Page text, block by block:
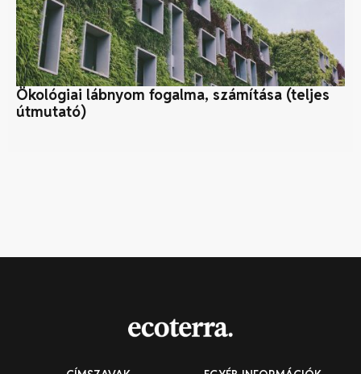
Ökológiai lábnyom fogalma, számítása (teljes
útmutató)